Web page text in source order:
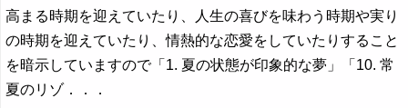
高まる時期を迎えていたり、人生の喜びを味わう時期や実り
の時期を迎えていたり、情熱的な恋愛をしていたりすること
を暗示していますので「1. 夏の状態が印象的な夢」「10. 常
夏のリゾ．．．